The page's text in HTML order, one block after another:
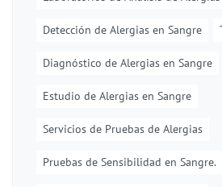
Detección de Alergias en Sangre
Diagnóstico de Alergias en Sangre
Estudio de Alergias en Sangre
Servicios de Pruebas de Alergias
Pruebas de Sensibilidad en Sangre.